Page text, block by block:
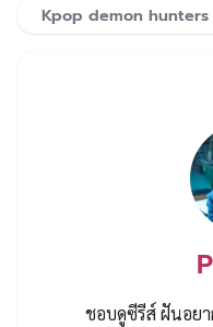
Kpop demon hunters
ชอบดูซีรีส์ ฝันอย